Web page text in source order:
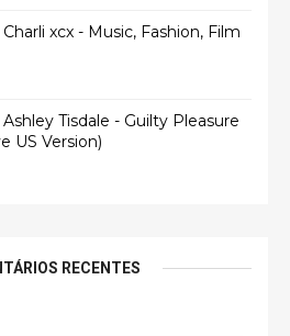
xcx - Music, Fashion, Film
Tisdale - Guilty Pleasure
US Version)
RECENTES